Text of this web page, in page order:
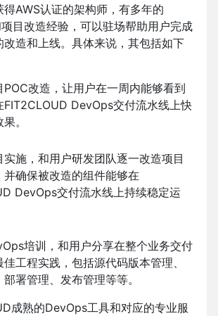
得AWS认证的架构师，有多年的
目改造经验，可以驻场帮助用户完成
改造和上线。具体来说，其包括如下
POC改造，让用户在一周内能够看到
FIT2CLOUD DevOps交付流水线上快
。
实施，和用户研发团队逐一改造项目
并确保被改造的组件能够在
DevOps交付流水线上持续稳定运
培训，和用户分享在整个业务交付
工程实践，包括源代码版本管理、
署管理、发布管理等等。
成熟的DevOps工具和对应的专业服